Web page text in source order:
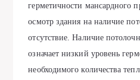
герметичности мансардного
осмотр здания на наличие
отсутствие. Наличие
означает низкий уровень
необходимого количества